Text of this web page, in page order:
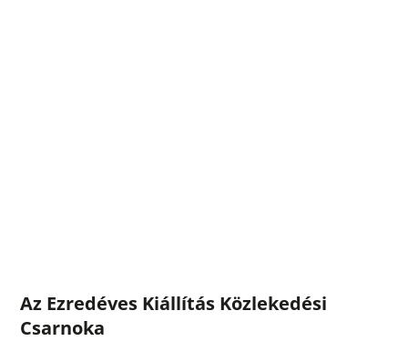
Az Ezredéves Kiállítás Közlekedési
Csarnoka